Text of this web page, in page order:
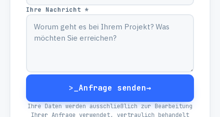
Ihre Nachricht *
>_Anfrage senden→
Ihre Daten werden ausschließlich zur Bearbeitung
Ihrer Anfrage verwendet, vertraulich behandelt